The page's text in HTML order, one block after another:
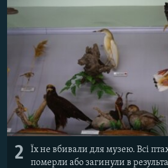
2
Їх не вбивали для музею. Всі
померли або загинули в